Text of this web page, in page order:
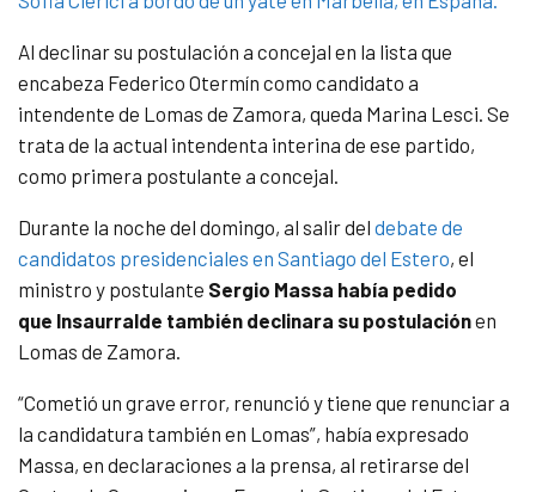
Al declinar su postulación a concejal en la lista que
encabeza Federico Otermín como candidato a
intendente de Lomas de Zamora, queda Marina Lesci. Se
trata de la actual intendenta interina de ese partido,
como primera postulante a concejal.
Durante la noche del domingo, al salir del debate de
candidatos presidenciales en Santiago del Estero, el
ministro y postulante Sergio Massa había pedido
que Insaurralde también declinara su postulaciónen
Lomas de Zamora.
“Cometió un grave error, renunció y tiene que renunciar a
la candidatura también en Lomas”, había expresado
Massa, en declaraciones a la prensa, al retirarse del